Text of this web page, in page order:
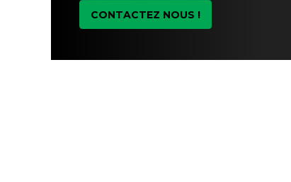
CONTACTEZ NOUS !